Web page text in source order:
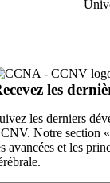
les
les derniers
Notre section
avancées et les